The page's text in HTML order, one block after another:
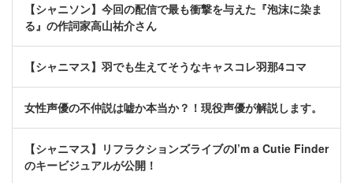
【シャニソン】今回の配信で最も衝撃を与えた『泡沫に染ま
る』の作詞家高山祐介さん
【シャニマス】羽でも生えてそうなキャスコレ羽那4コマ
女性声優の不仲説は嘘か本当か？！現役声優が解説します。
【シャニマス】リフラクションズライブのI’m a Cutie Finder
のキービジュアルが公開！